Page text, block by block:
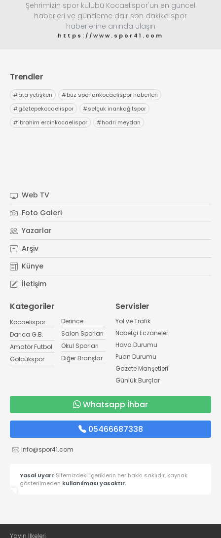
Şehrimizin spor kulübü Kocaelispor'un en güncel
haberleri ve gündeme dair son dakika spor
haberlerine anında ulaşın
https://www.spor41.com
Trendler
#ata yetişken #buz sporlarıkocaelispor haberleri
#göztepekocaelispor #selçuk inankağıtspor
#ibrahim ercinkocaelispor #hodri meydan
Web TV
Foto Galeri
Yazarlar
Arşiv
Künye
İletişim
Kategoriler
Kocaelispor
Darıca G.B.
Amatör Futbol
Gölcükspor
Derince
Salon Sporları
Okul Sporları
Diğer Branşlar
Servisler
Yol ve Trafik
Nöbetçi Eczaneler
Hava Durumu
Puan Durumu
Gazete Manşetleri
Günlük Burçlar
Whatsapp İhbar
05466687338
info@spor41.com
Yasal Uyarı: Sitemizdeki içeriklerin her hakkı saklıdır, kaynak
gösterilmeden kullanılması yasaktır.
Yayın İlkeleri